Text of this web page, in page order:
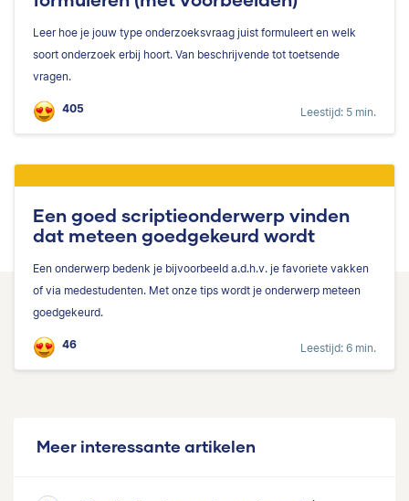
Leer hoe je jouw type onderzoeksvraag juist formuleert en welk
soort onderzoek erbij hoort. Van beschrijvende tot toetsende
vragen.
405 Leestijd: 5 min.
Een goed scriptieonderwerp vinden
dat meteen goedgekeurd wordt
Een onderwerp bedenk je bijvoorbeeld a.d.h.v. je favoriete vakken
of via medestudenten. Met onze tips wordt je onderwerp meteen
goedgekeurd.
46 Leestijd: 6 min.
Meer interessante artikelen